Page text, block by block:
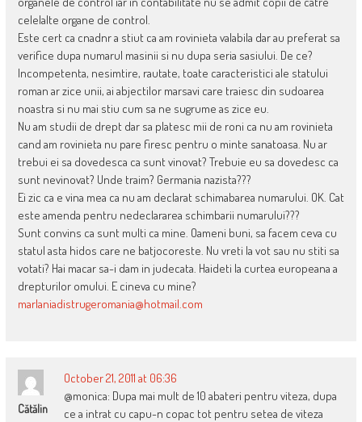
celelalte organe de control.
Este cert ca cnadnr a stiut ca am rovinieta valabila dar au preferat sa
verifice dupa numarul masinii si nu dupa seria sasiului. De ce?
Incompetenta, nesimtire, rautate, toate caracteristici ale statului
roman ar zice unii, ai abjectilor marsavi care traiesc din sudoarea
noastra si nu mai stiu cum sa ne sugrume as zice eu.
Nu am studii de drept dar sa platesc mii de roni ca nu am rovinieta
cand am rovinieta nu pare firesc pentru o minte sanatoasa. Nu ar
trebui ei sa dovedesca ca sunt vinovat? Trebuie eu sa dovedesc ca
sunt nevinovat? Unde traim? Germania nazista???
Ei zic ca e vina mea ca nu am declarat schimabarea numarului. OK. Cat
este amenda pentru nedeclararea schimbarii numarului???
Sunt convins ca sunt multi ca mine. Oameni buni, sa facem ceva cu
statul asta hidos care ne batjocoreste. Nu vreti la vot sau nu stiti sa
votati? Hai macar sa-i dam in judecata. Haideti la curtea europeana a
drepturilor omului. E cineva cu mine?
marlaniadistrugeromania@hotmail.com
Cătălin
October 21, 2011 at 06:36
@monica: Dupa mai mult de 10 abateri pentru viteza, dupa
ce a intrat cu capu-n copac tot pentru setea de viteza